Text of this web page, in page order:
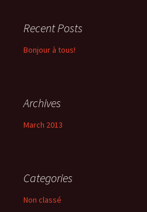
Recent Posts
Bonjour à tous!
Archives
March 2013
Categories
Non classé